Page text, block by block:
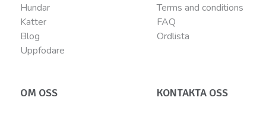
Hundar
Katter
Blog
Uppfodare
Terms and conditions
FAQ
Ordlista
OM OSS KONTAKTA OSS